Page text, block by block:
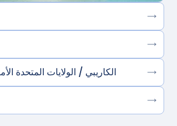
الكاريبي / الولايات المتحدة